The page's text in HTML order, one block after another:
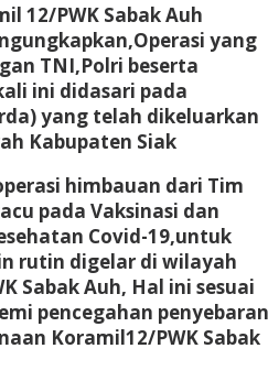
12/PWK Sabak Auh
yang
TNI,Polri beserta
ini didasari pada
yang telah dikeluarkan
Kabupaten Siak
himbauan dari Tim
pada Vaksinasi dan
Covid-19,untuk
rutin digelar di wilayah
Sabak Auh, Hal ini sesuai
pencegahan penyebaran
Koramil12/PWK Sabak